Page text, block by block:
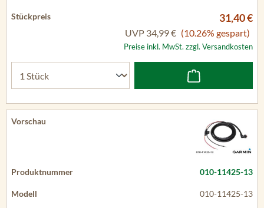
31,40 €
UVP 34,99 € (10.26% gespart)
Preise inkl. MwSt. zzgl. Versandkosten
010-11425-13
010-11425-13